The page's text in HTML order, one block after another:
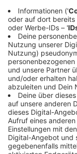
Verpass'